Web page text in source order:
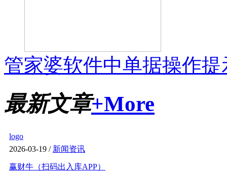
管家婆软件中单据操作提
最新文章+More
logo
2026-03-19 / 新闻资讯
赢财牛（扫码出入库APP）